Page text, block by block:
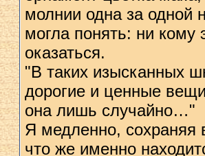
молнии одна за одной
могла понять: ни кому
оказаться.
"В таких изысканных
дорогие и ценные
она лишь случайно…"
Я медленно, сохраняя
что же именно